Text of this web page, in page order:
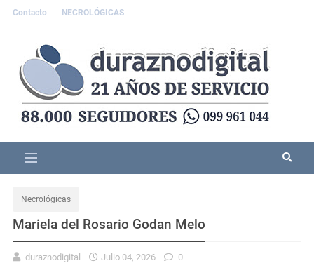
Contacto NECROLÓGICAS
Necrológicas
Mariela del Rosario Godan Melo
duraznodigital Julio 04, 2026 0